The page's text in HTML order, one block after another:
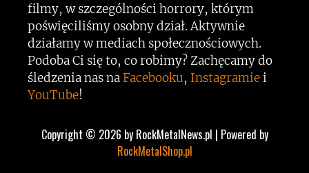
filmy, w szczególności horrory, którym
poświęciliśmy osobny dział. Aktywnie
działamy w mediach społecznościowych.
Podoba Ci się to, co robimy? Zachęcamy do
śledzenia nas naFacebooku, Instagramiei
YouTube!
Copyright © 2026 by RockMetalNews.pl | Powered by
RockMetalShop.pl